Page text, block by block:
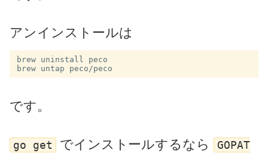
アンインストールは
brew uninstall peco
です。
go get でインストールするなら GOPAT